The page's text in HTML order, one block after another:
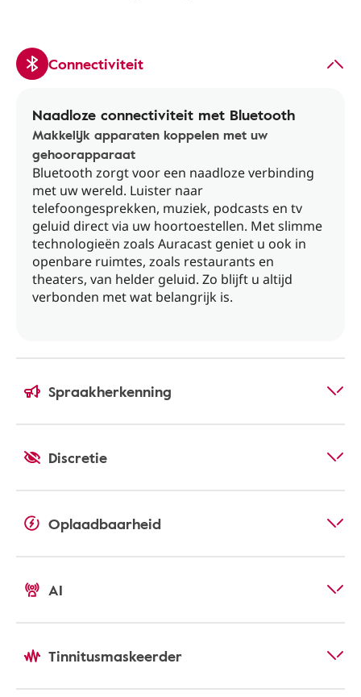
Connectiviteit
Naadloze connectiviteit met Bluetooth
Makkelijk apparaten koppelen met uw
gehoorapparaat
Bluetooth zorgt voor een naadloze verbinding
met uw wereld. Luister naar
telefoongesprekken, muziek, podcasts en tv
geluid direct via uw hoortoestellen. Met slimme
technologieën zoals Auracast geniet u ook in
openbare ruimtes, zoals restaurants en
theaters, van helder geluid. Zo blijft u altijd
verbonden met wat belangrijk is.
Spraakherkenning
Discretie
Oplaadbaarheid
AI
Tinnitusmaskeerder